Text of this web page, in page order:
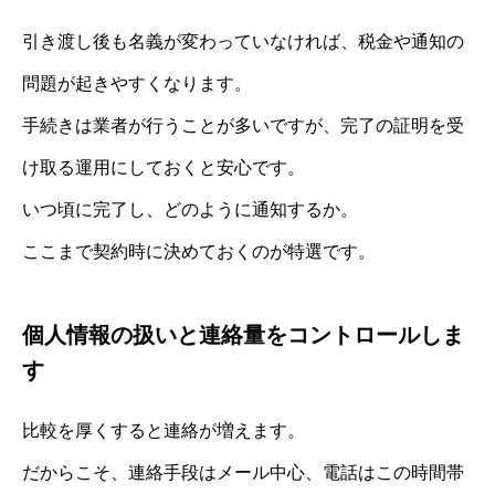
引き渡し後も名義が変わっていなければ、税金や通知の
問題が起きやすくなります。
手続きは業者が行うことが多いですが、完了の証明を受
け取る運用にしておくと安心です。
いつ頃に完了し、どのように通知するか。
ここまで契約時に決めておくのが特選です。
個人情報の扱いと連絡量をコントロールしま
す
比較を厚くすると連絡が増えます。
だからこそ、連絡手段はメール中心、電話はこの時間帯